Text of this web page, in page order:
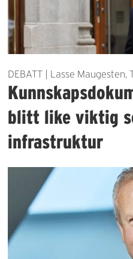
DEBATT | Lasse Maugesten,
blitt like viktig
infrastruktur